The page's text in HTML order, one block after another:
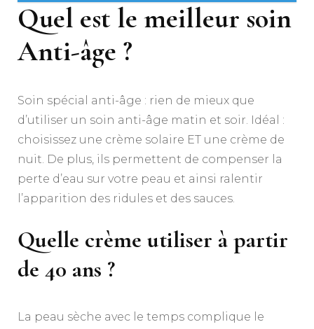
Quel est le meilleur soin
Anti-âge ?
Soin spécial anti-âge : rien de mieux que
d’utiliser un soin anti-âge matin et soir. Idéal :
choisissez une crème solaire ET une crème de
nuit. De plus, ils permettent de compenser la
perte d’eau sur votre peau et ainsi ralentir
l’apparition des ridules et des sauces.
Quelle crème utiliser à partir
de 40 ans ?
La peau sèche avec le temps complique le